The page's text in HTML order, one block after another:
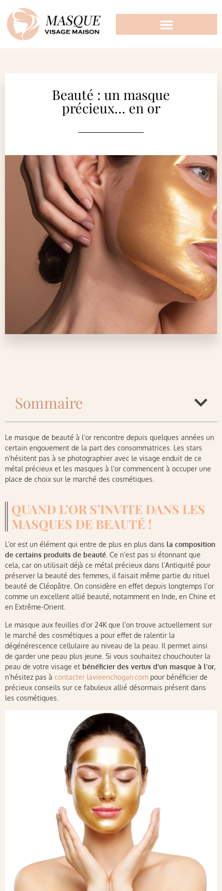
Beauté : un masque
précieux… en or
Sommaire
Le masque de beauté à l’or rencontre depuis quelques années un
certain engouement de la part des consommatrices. Les stars
n’hésitent pas à se photographier avec le visage enduit de ce
métal précieux et les masques à l’or commencent à occuper une
place de choix sur le marché des cosmétiques.
QUAND L’OR S’INVITE DANS LES
MASQUES DE BEAUTÉ !
L’or est un élément qui entre de plus en plus dans la composition
de certains produits de beauté . Ce n’est pas si étonnant que
cela, car on utilisait déjà ce métal précieux dans l’Antiquité pour
préserver la beauté des femmes, il faisait même partie du rituel
beauté de Cléopâtre. On considère en effet depuis longtemps l’or
comme un excellent allié beauté, notamment en Inde, en Chine et
en Extrême-Orient.
Le masque aux feuilles d’or 24K que l’on trouve actuellement sur
le marché des cosmétiques a pour effet de ralentir la
dégénérescence cellulaire au niveau de la peau. Il permet ainsi
de garder une peau plus jeune. Si vous souhaitez chouchouter la
peau de votre visage et bénéficier des vertus d’un masque à l’or,
n’hésitez pas à contacter lavieenchogan.com pour bénéficier de
précieux conseils sur ce fabuleux allié désormais présent dans
les cosmétiques.